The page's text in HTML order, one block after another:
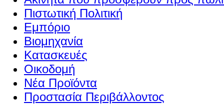
Πιστωτική Πολιτική
Εμπόριο
Βιομηχανία
Κατασκευές
Οικοδομή
Νέα Προϊόντα
Προστασία Περιβάλλοντος